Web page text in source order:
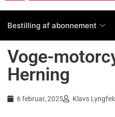
Bestilling af abonnement
Voge-
Herning
6 februar, 2025 Klavs